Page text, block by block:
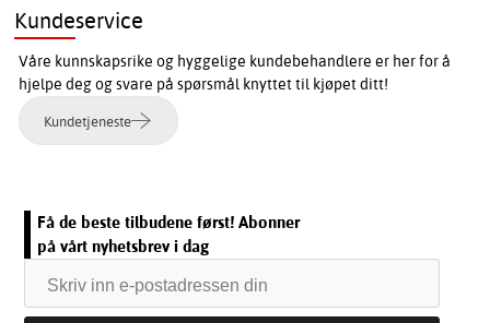
Kundeservice
Våre kunnskapsrike og hyggelige kundebehandlere er her for å
hjelpe deg og svare på spørsmål knyttet til kjøpet ditt!
Kundetjeneste
Få de beste tilbudene først! Abonner
på vårt nyhetsbrev i dag